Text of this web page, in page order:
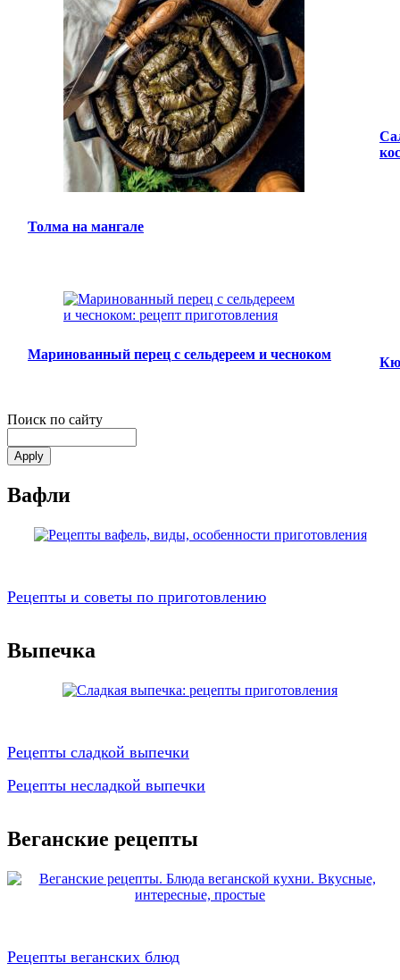
Толма на мангале
Маринованный перец с сельдереем и чесноком
Поиск по сайту
Вафли
Рецепты и советы по приготовлению
Выпечка
Рецепты сладкой выпечки
Рецепты несладкой выпечки
Веганские рецепты
Рецепты веганских блюд